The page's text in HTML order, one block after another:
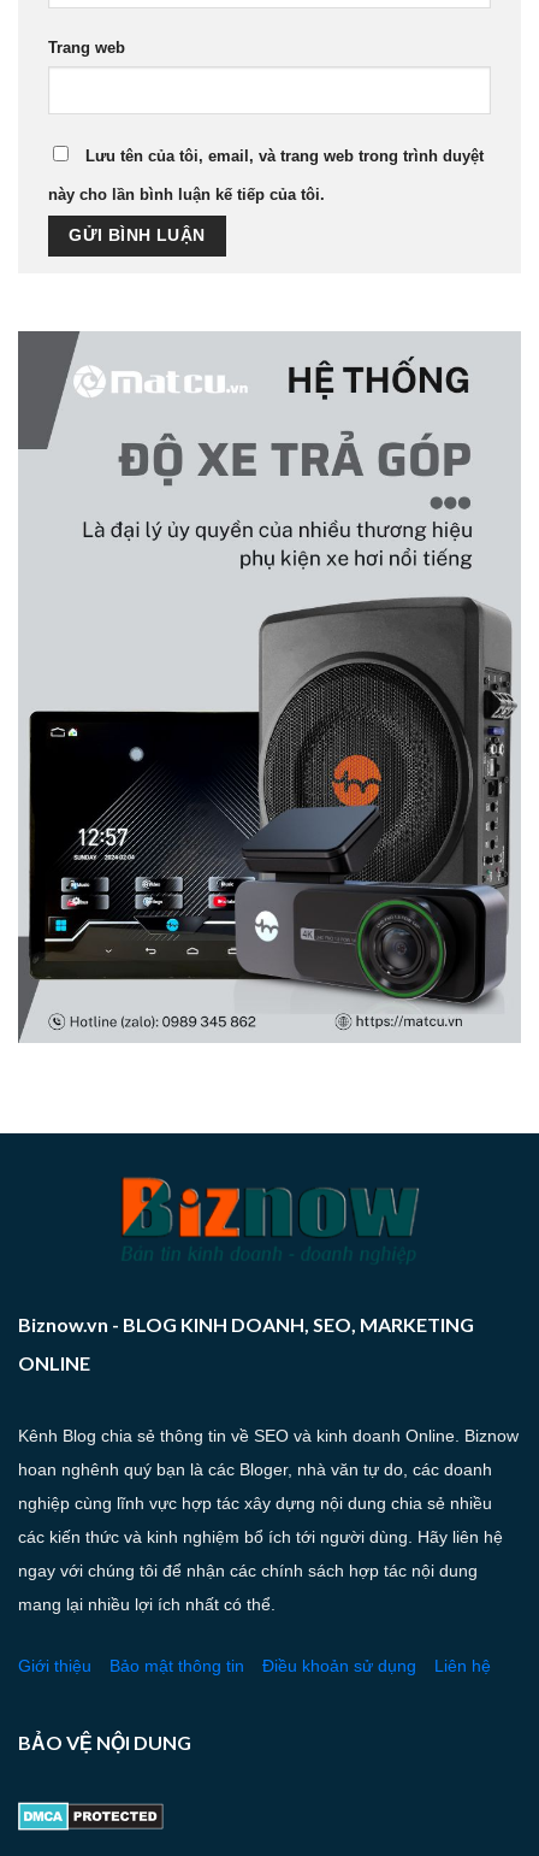
Trang web
Lưu tên của tôi, email, và trang web trong trình duyệt
này cho lần bình luận kế tiếp của tôi.
Biznow.vn - BLOG KINH DOANH, SEO, MARKETING
ONLINE
Kênh Blog chia sẻ thông tin về SEO và kinh doanh Online. Biznow
hoan nghênh quý bạn là các Bloger, nhà văn tự do, các doanh
nghiệp cùng lĩnh vực hợp tác xây dựng nội dung chia sẻ nhiều
các kiến thức và kinh nghiệm bổ ích tới người dùng. Hãy liên hệ
ngay với chúng tôi để nhận các chính sách hợp tác nội dung
mang lại nhiều lợi ích nhất có thể.
Giới thiệu Bảo mật thông tin Điều khoản sử dụng Liên hệ
BẢO VỆ NỘI DUNG